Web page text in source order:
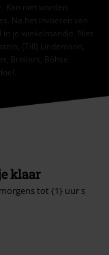
Kan niet worden
Na het invoeren van
je winkelmandje. Niet
(Till) Lindemann,
Broilers, Böhse
klaar
tot {1} uur s